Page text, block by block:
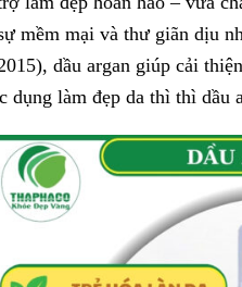
mềm mại và thư giãn dịu
dầu argan giúp cải
dụng làm đẹp da thì thì